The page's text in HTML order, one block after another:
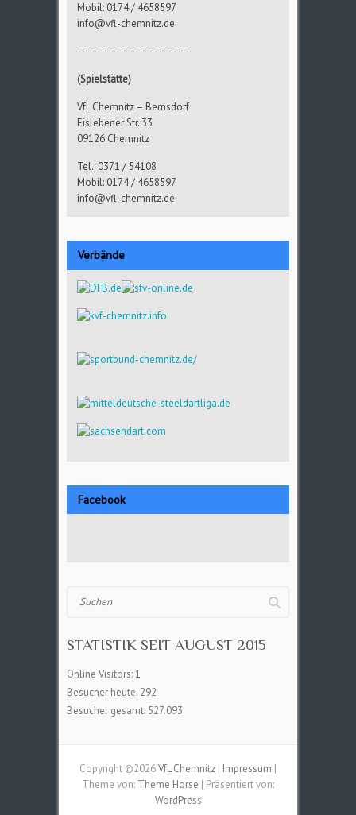
Mobil: 0174 / 4658597
info@vfl-chemnitz.de
———————————–
(Spielstätte)
VfL Chemnitz – Bernsdorf
Eislebener Str. 33
09126 Chemnitz
Tel.: 0371 / 54108
Mobil: 0174 / 4658597
info@vfl-chemnitz.de
Verbände
Facebook
STATISTIK SEIT AUGUST 2015
Online Visitors:1
Besucher heute: 292
Besucher gesamt: 527.093
Copyright ©2026VfL Chemnitz | Impressum |
Theme von: Theme Horse | Präsentiert von:
WordPress